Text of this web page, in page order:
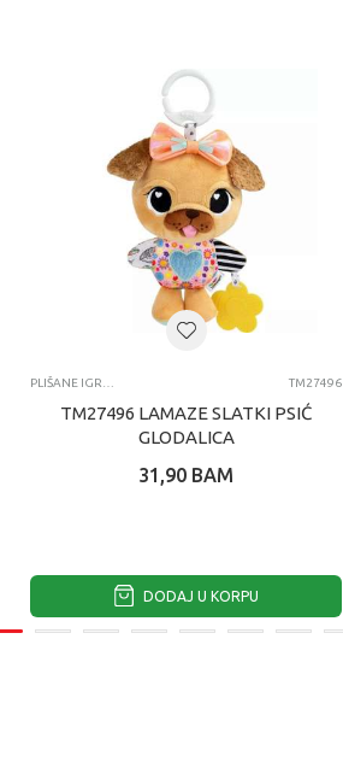
PLIŠANE IGRAČKE ZA BEBE TM27496
TM27496 LAMAZE SLATKI PSIĆ
GLODALICA
31,90 BAM
DODAJ U KORPU